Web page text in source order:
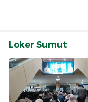
Loker Sumut